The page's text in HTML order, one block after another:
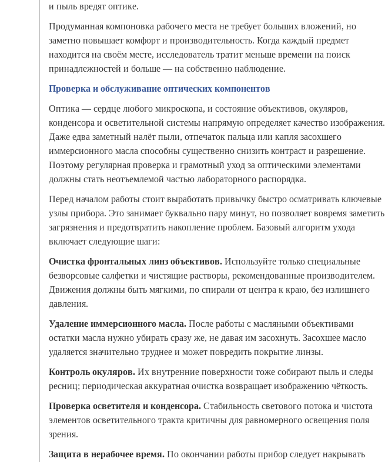
и пыль вредят оптике.
Продуманная компоновка рабочего места не требует больших вложений, но
заметно повышает комфорт и производительность. Когда каждый предмет
находится на своём месте, исследователь тратит меньше времени на поиск
принадлежностей и больше — на собственно наблюдение.
Проверка и обслуживание оптических компонентов
Оптика — сердце любого микроскопа, и состояние объективов, окуляров,
конденсора и осветительной системы напрямую определяет качество изображения.
Даже едва заметный налёт пыли, отпечаток пальца или капля засохшего
иммерсионного масла способны существенно снизить контраст и разрешение.
Поэтому регулярная проверка и грамотный уход за оптическими элементами
должны стать неотъемлемой частью лабораторного распорядка.
Перед началом работы стоит выработать привычку быстро осматривать ключевые
узлы прибора. Это занимает буквально пару минут, но позволяет вовремя заметить
загрязнения и предотвратить накопление проблем. Базовый алгоритм ухода
включает следующие шаги:
Очистка фронтальных линз объективов. Используйте только специальные
безворсовые салфетки и чистящие растворы, рекомендованные производителем.
Движения должны быть мягкими, по спирали от центра к краю, без излишнего
давления.
Удаление иммерсионного масла. После работы с масляными объективами
остатки масла нужно убирать сразу же, не давая им засохнуть. Засохшее масло
удаляется значительно труднее и может повредить покрытие линзы.
Контроль окуляров. Их внутренние поверхности тоже собирают пыль и следы
ресниц; периодическая аккуратная очистка возвращает изображению чёткость.
Проверка осветителя и конденсора. Стабильность светового потока и чистота
элементов осветительного тракта критичны для равномерного освещения поля
зрения.
Защита в нерабочее время. По окончании работы прибор следует накрывать